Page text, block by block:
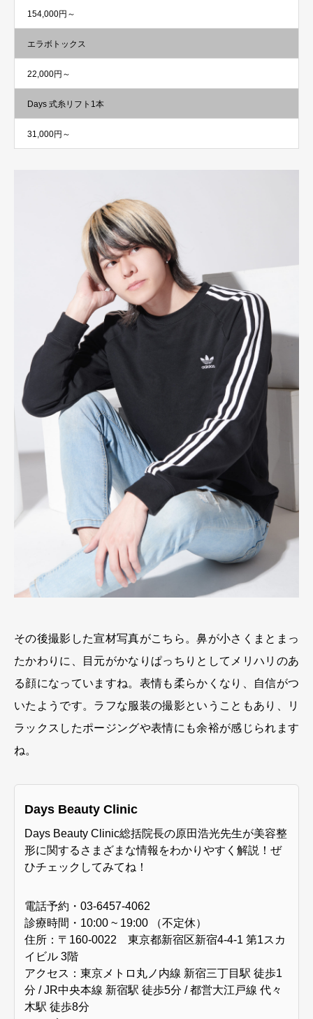
154,000円～
エラボトックス
22,000円～
Days 式糸リフト1本
31,000円～
その後撮影した宣材写真がこちら。鼻が小さくまとまっ
たかわりに、目元がかなりぱっちりとしてメリハリのあ
る顔になっていますね。表情も柔らかくなり、自信がつ
いたようです。ラフな服装の撮影ということもあり、リ
ラックスしたポージングや表情にも余裕が感じられます
ね。
Days Beauty Clinic
Days Beauty Clinic総括院長の原田浩光先生が美容整
形に関するさまざまな情報をわかりやすく解説！ぜ
ひチェックしてみてね！
電話予約・03-6457-4062
診療時間・10:00 ~ 19:00 （不定休）
住所：〒160-0022 東京都新宿区新宿4-4-1 第1スカ
イビル 3階
アクセス：東京メトロ丸ノ内線 新宿三丁目駅 徒歩1
分 / JR中央本線 新宿駅 徒歩5分 / 都営大江戸線 代々
木駅 徒歩8分